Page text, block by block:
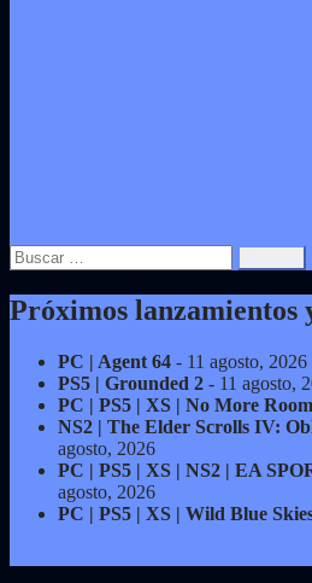
Buscar:
Próximos lanzamientos
PC | Agent 64 - 11 agosto, 2026
PS5 | Grounded 2 - 11 agosto,
PC | PS5 | XS | No More
NS2 | The Elder Scrolls IV:
agosto, 2026
PC | PS5 | XS | NS2 | EA
agosto, 2026
PC | PS5 | XS | Wild Blue